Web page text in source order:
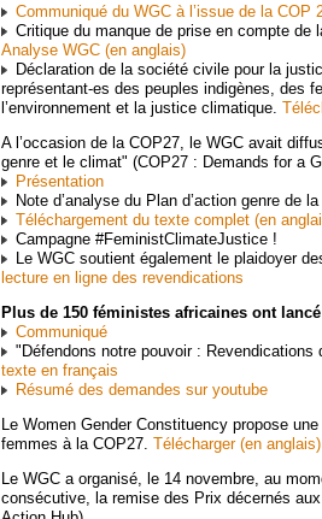
Communiqué du WGC à l’issue de la COP
Critique du manque de prise en compte de
Analyse WGC (en anglais)
Déclaration de la société civile pour la
représentant-es des peuples indigènes, des
l’environnement et la justice climatique.
A l’occasion de la COP27, le WGC avait
genre et le climat" (COP27 : Demands for a
Présentation
Note d’analyse du Plan d’action genre de
Téléchargement du texte complet (en
Campagne #FeministClimateJustice !
Le WGC soutient également le plaidoyer
lecture en ligne des revendications
Plus de 150 féministes africaines ont
Communiqué
"Défendons notre pouvoir :
texte en français
Résumé des demandes sur youtube
Le Women Gender Constituency propose
femmes à la COP27. Télécharger (en anglais)
Le WGC a organisé, le 14 novembre, au
consécutive, la remise des Prix décernés